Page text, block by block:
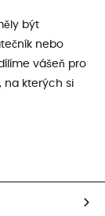
být
nebo
vášeň pro
na kterých si